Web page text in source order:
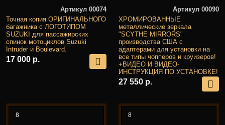
Артикул 00074
Точная копия ОРИГИНАЛЬНОГО
багажника с ЛОГОТИПОМ
SUZUKI для пассажирских
спинок мотоциклов Suzuki
Intruder и Boulevard.
17 000 р.
Артикул 00090
ХРОМИРОВАННЫЕ
металлические зеркала
"SCYTHE MIRRORS"
производства США с
адаптерами для установки на
все типы чопперов и круизеров!
+ВИДЕО И ВИДЕО-
ИНСТРУКЦИЯ ПО УСТАНОВКЕ!
27 550 р.
8 8